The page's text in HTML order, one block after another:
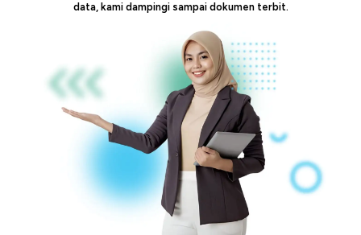
data, kami dampingi sampai dokumen terbit.